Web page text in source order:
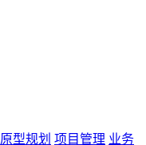
原型规划 项目管理 业务